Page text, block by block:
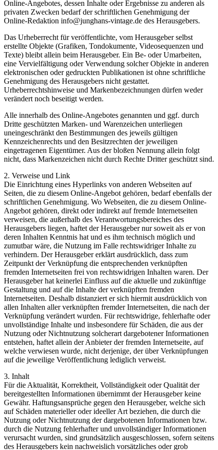
Online-Angebotes, dessen Inhalte oder Ergebnisse zu anderen als
privaten Zwecken bedarf der schriftlichen Genehmigung der
Online-Redaktion info@junghans-vintage.de des Herausgebers.
Das Urheberrecht für veröffentlichte, vom Herausgeber selbst
erstellte Objekte (Grafiken, Tondokumente, Videosequenzen und
Texte) bleibt allein beim Herausgeber. Ein Be- oder Umarbeiten,
eine Vervielfältigung oder Verwendung solcher Objekte in anderen
elektronischen oder gedruckten Publikationen ist ohne schriftliche
Genehmigung des Herausgebers nicht gestattet.
Urheberrechtshinweise und Markenbezeichnungen dürfen weder
verändert noch beseitigt werden.
Alle innerhalb des Online-Angebotes genannten und ggf. durch
Dritte geschützten Marken- und Warenzeichen unterliegen
uneingeschränkt den Bestimmungen des jeweils gültigen
Kennzeichenrechts und den Besitzrechten der jeweiligen
eingetragenen Eigentümer. Aus der bloßen Nennung allein folgt
nicht, dass Markenzeichen nicht durch Rechte Dritter geschützt sind.
2. Verweise und Link
Die Einrichtung eines Hyperlinks von anderen Webseiten auf
Seiten, die zu diesem Online-Angebot gehören, bedarf ebenfalls der
schriftlichen Genehmigung. Wo Webseiten, die zu diesem Online-
Angebot gehören, direkt oder indirekt auf fremde Internetseiten
verweisen, die außerhalb des Verantwortungsbereiches des
Herausgebers liegen, haftet der Herausgeber nur soweit als er von
deren Inhalten Kenntnis hat und es ihm technisch möglich und
zumutbar wäre, die Nutzung im Falle rechtswidriger Inhalte zu
verhindern. Der Herausgeber erklärt ausdrücklich, dass zum
Zeitpunkt der Verknüpfung die entsprechenden verknüpften
fremden Internetseiten frei von rechtswidrigen Inhalten waren. Der
Herausgeber hat keinerlei Einfluss auf die aktuelle und zukünftige
Gestaltung und auf die Inhalte der verknüpften fremden
Internetseiten. Deshalb distanziert er sich hiermit ausdrücklich von
allen Inhalten aller verknüpften fremder Internetseiten, die nach der
Verknüpfung verändert wurden. Für rechtswidrige, fehlerhafte oder
unvollständige Inhalte und insbesondere für Schäden, die aus der
Nutzung oder Nichtnutzung solcherart dargebotener Informationen
entstehen, haftet allein der Anbieter der fremden Internetseite, auf
welche verwiesen wurde, nicht derjenige, der über Verknüpfungen
auf die jeweilige Veröffentlichung lediglich verweist.
3. Inhalt
Für die Aktualität, Korrektheit, Vollständigkeit oder Qualität der
bereitgestellten Informationen übernimmt der Herausgeber keine
Gewähr. Haftungsansprüche gegen den Herausgeber, welche sich
auf Schäden materieller oder ideeller Art beziehen, die durch die
Nutzung oder Nichtnutzung der dargebotenen Informationen bzw.
durch die Nutzung fehlerhafter und unvollständiger Informationen
verursacht wurden, sind grundsätzlich ausgeschlossen, sofern seitens
des Herausgebers kein nachweislich vorsätzliches oder grob